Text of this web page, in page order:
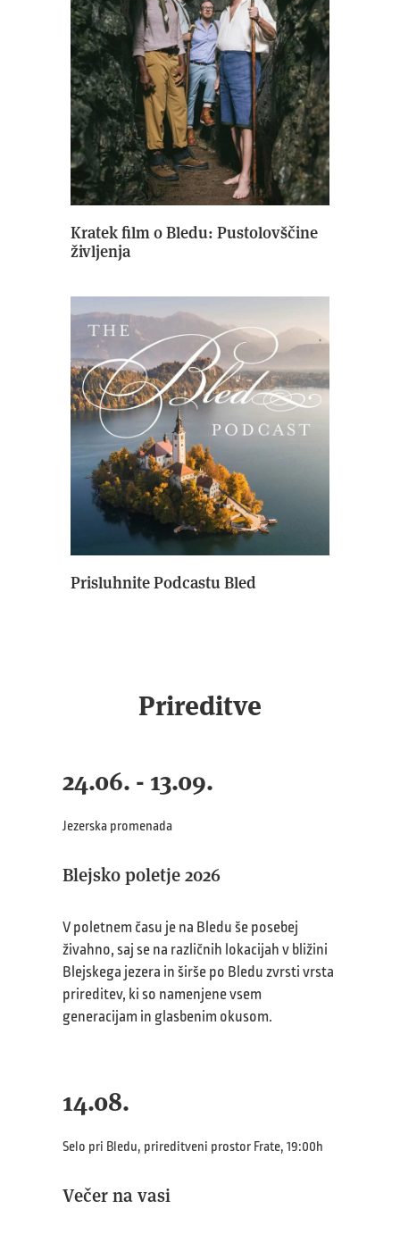
Kratek film o Bledu: Pustolovščine
življenja
Prisluhnite Podcastu Bled
Prireditve
24.06. - 13.09.
Jezerska promenada
Blejsko poletje 2026
V poletnem času je na Bledu še posebej
živahno, saj se na različnih lokacijah v bližini
Blejskega jezera in širše po Bledu zvrsti vrsta
prireditev, ki so namenjene vsem
generacijam in glasbenim okusom.
14.08.
Selo pri Bledu, prireditveni prostor Frate, 19:00h
Večer na vasi